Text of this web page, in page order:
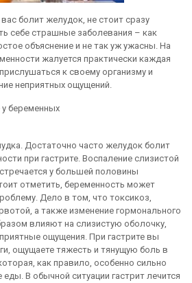
болит желудок, не стоит сразу
себе страшные заболевания – как
объяснение и не так уж ужасны. На
жалуется практически каждая
к своему организму и
неприятных ощущений.
беременных
Достаточно часто желудок болит
при гастрите. Воспаление слизистой
у большей половины
отметить, беременность может
Дело в том, что токсикоз,
а также изменение гормонального
влияют на слизистую оболочку,
ощущения. При гастрите вы
ощущаете тяжесть и тянущую боль в
как правило, особенно сильно
В обычной ситуации гастрит лечится